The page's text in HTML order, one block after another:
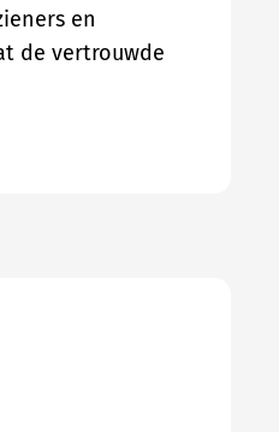
en
de vertrouwde